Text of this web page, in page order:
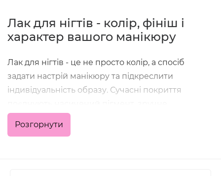
Лак для нігтів - колір, фініш і
характер вашого манікюру
Лак для нігтів - це не просто колір, а спосіб
задати настрій манікюру та підкреслити
індивідуальність образу. Сучасні покриття
нанесення та стійкість, що дозволяє отримати
акуратний результат як у домашніх умовах, так і в
Розгорнути